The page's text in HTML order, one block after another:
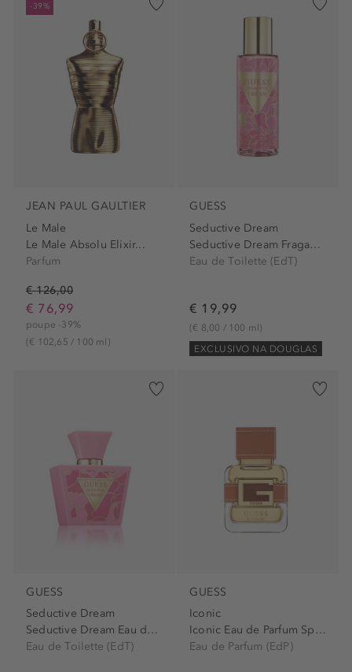
-39%
JEAN PAUL GAULTIER
Le Male
Le Male Absolu Elixir...
Parfum
€ 126,00
€ 76,99
poupe -39%
(€ 102,65 / 100 ml)
GUESS
Seductive Dream
Seductive Dream Fragance Mist
Eau de Toilette (EdT)
€ 19,99
(€ 8,00 / 100 ml)
EXCLUSIVO NA DOUGLAS
GUESS
Seductive Dream
Seductive Dream Eau de...
Eau de Toilette (EdT)
GUESS
Iconic
Iconic Eau de Parfum Spray
Eau de Parfum (EdP)